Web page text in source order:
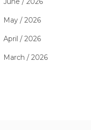
May / 2026
April / 2026
March / 2026